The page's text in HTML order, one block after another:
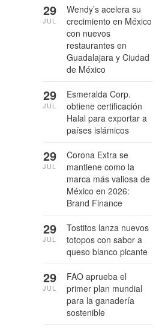
Wendy’s acelera su
crecimiento en México
con nuevos
restaurantes en
Guadalajara y Ciudad
de México
29
JUL
Esmeralda Corp.
obtiene certificación
Halal para exportar a
países islámicos
29
JUL
Corona Extra se
mantiene como la
marca más valiosa de
México en 2026:
Brand Finance
29
JUL
Tostitos lanza nuevos
totopos con sabor a
queso blanco picante
29
JUL
FAO aprueba el
primer plan mundial
para la ganadería
sostenible
29
JUL